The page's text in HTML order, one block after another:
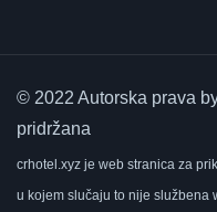
© 2022 Autorska prava
pridržana
crhotel.xyz je web stranica za
u kojem slučaju to nije službena